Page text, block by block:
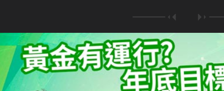
相关股落镬，而家系买货尾班